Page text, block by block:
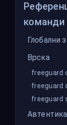
команди
Глобални
Врска
freeguard
freeguard
freeguard